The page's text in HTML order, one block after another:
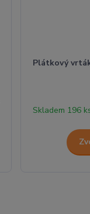
Plátkový
Skladem 196